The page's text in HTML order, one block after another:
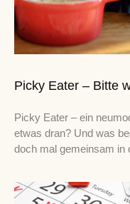
Picky Eater – Bitte
Picky Eater – ein
etwas dran? Und was
doch mal gemeinsam in